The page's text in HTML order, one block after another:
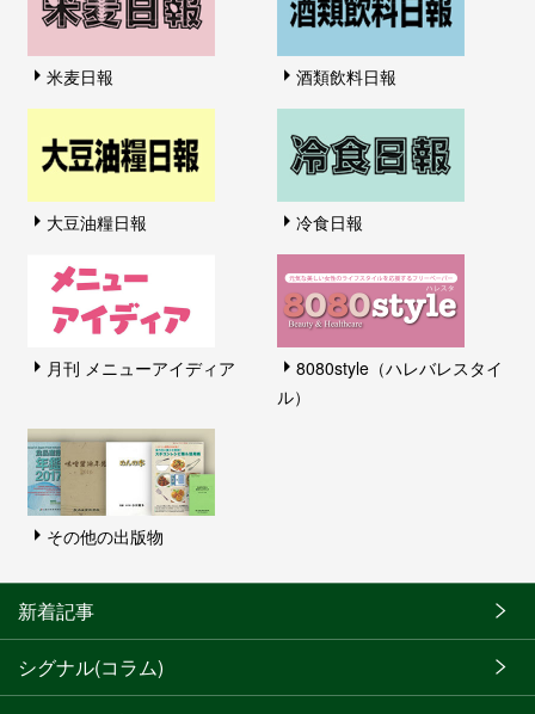
米麦日報 酒類飲料日報
大豆油糧日報 冷食日報
月刊 メニューアイディア
8080style（ハレバレスタイ
ル）
その他の出版物
新着記事
シグナル(コラム)